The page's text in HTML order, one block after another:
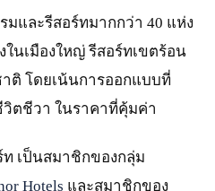
มและรีสอร์ทมากกว่า 40 แห่ง
นเมืองใหญ่ รีสอร์ทเขตร้อน
ติ โดยเน้นการออกแบบที่
วิตชีวา ในราคาที่คุ้มค่า
ท เป็นสมาชิกของกลุ่ม
Hotels และสมาชิกของ